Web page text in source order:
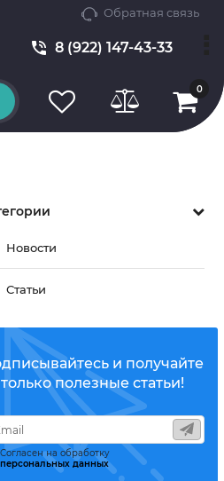
Обратная связь
8 (922) 147-43-33
0
Новости
Статьи
и получайте
только полезные статьи!
Согласен на обработку
персональных данных